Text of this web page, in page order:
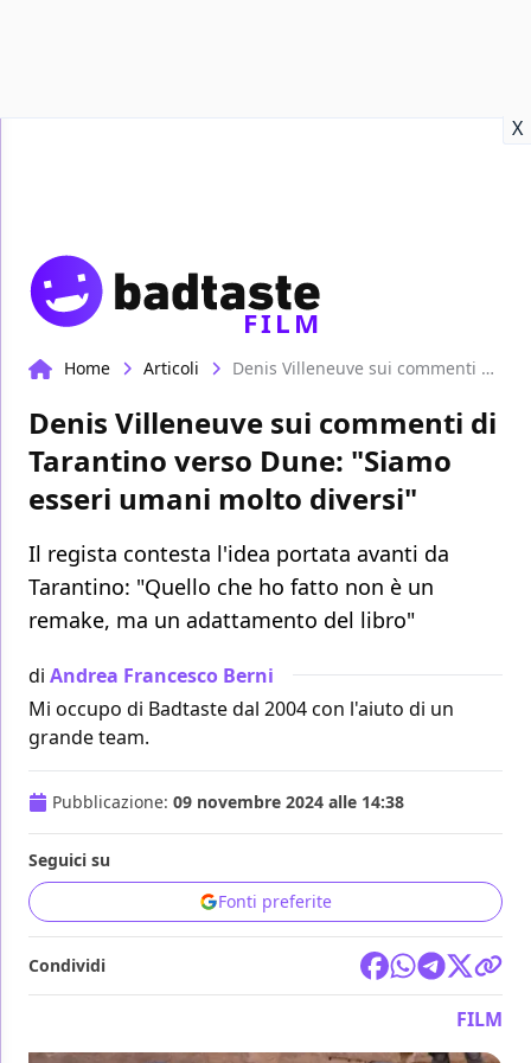
X
FILM
Home Articoli Denis Villeneuve sui commenti di Tarantino verso Dune: "Siamo esseri umani molto diversi"
Denis Villeneuve sui commenti di
Tarantino verso Dune: "Siamo
esseri umani molto diversi"
Il regista contesta l'idea portata avanti da
Tarantino: "Quello che ho fatto non è un
remake, ma un adattamento del libro"
di Andrea Francesco Berni
Mi occupo di Badtaste dal 2004 con l'aiuto di un
grande team.
Pubblicazione: 09 novembre 2024 alle 14:38
Seguici su
Fonti preferite
Condividi
FILM